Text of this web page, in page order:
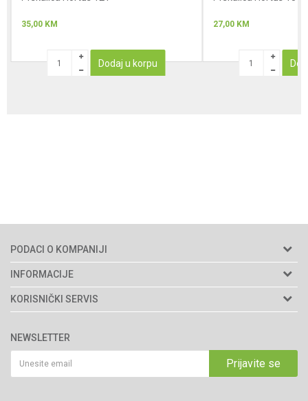
35,00 KM
Dodaj u korpu
27,00 KM
PODACI O KOMPANIJI
Agromarket d.o.o.
Matični broj: 11003826
76300 Bijeljina
066/44-99-00
INFORMACIJE
O nama
Brendovi
Katalozi
Saradnja
KORISNIČKI SERVIS
Politika privatnosti
Kako kupiti
Isporuka
NEWSLETTER
Prijavite se